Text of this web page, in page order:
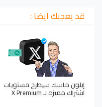
قد يعجبك ايضا :
إيلون ماسك سيطرح مستويات
اشتراك مميزة لـ X Premium